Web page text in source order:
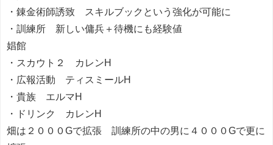
・錬金術師誘致 スキルブックという強化が可能に
・訓練所 新しい傭兵＋待機にも経験値
娼館
・スカウト２ カレンH
・広報活動 ティスミールH
・貴族 エルマH
・ドリンク カレンH
畑は２０００Gで拡張 訓練所の中の男に４０００Gで更に